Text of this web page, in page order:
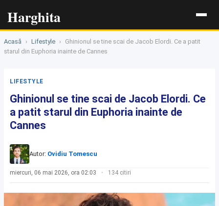
Harghita
Acasă › Lifestyle ›
Ghinionul se tine scai de Jacob Elordi. Ce a patit
starul din Euphoria inainte de Cannes
LIFESTYLE
Ghinionul se tine scai de Jacob Elordi. Ce
a patit starul din Euphoria inainte de
Cannes
Autor: Ovidiu Tomescu
miercuri, 06 mai 2026, ora 02:03 134 citiri